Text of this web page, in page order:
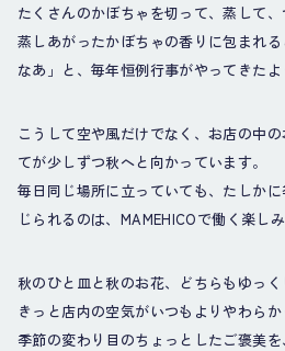
たくさんのかぼちゃを切って、蒸して、
蒸しあがったかぼちゃの香りに包まれ
なあ」と、毎年恒例行事がやってきたよ
こうして空や風だけでなく、お店の中
てが少しずつ秋へと向かっています。
毎日同じ場所に立っていても、たしか
じられるのは、MAMEHICOで働く楽しみ
秋のひと皿と秋のお花、どちらもゆっく
きっと店内の空気がいつもよりやわらか
季節の変わり目のちょっとしたご褒美